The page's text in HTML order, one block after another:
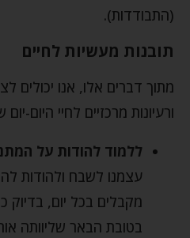
(התבודדות).
תובנות מעשיות לחיים
מתוך דברים אלו, אנו
ורעיונות מרכזיים לחיי היום-יום
ללמוד להודות על
עצמנו לשבח ולהודות
מקבלים בכל יום, בדיוק
בטובת הבאר שליוותה